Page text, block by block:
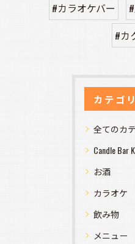
#カラオケバー
#カ
カテゴ
全てのカ
Candle Bar
お酒
カラオケ
飲み物
メニュー